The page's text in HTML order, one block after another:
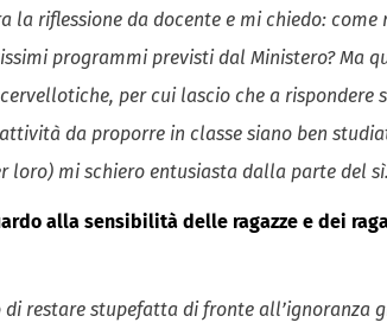
la riflessione da docente e mi chiedo:
programmi previsti dal Ministero? Ma
per cui lascio che a rispondere
da proporre in classe siano ben
loro) mi schiero entusiasta dalla parte del sì.
alla sensibilità delle ragazze e dei
di restare stupefatta di fronte all’ignoranza